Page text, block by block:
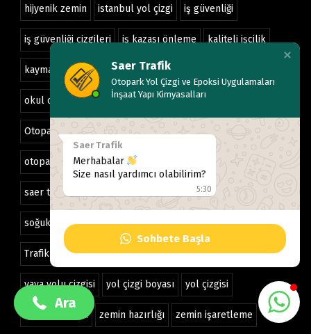
Saer Trafik
Otopark Yol Çizgi ve Epoksi Uygulamaları
İnşaat Yapı Kimyasalları
Saer Trafik
Merhabalar
Size nasıl yardımcı olabilirim?
5:30
Sohbete Başla
hijyenik zemin istanbul yol çizgi iş güvenliği
iş güvenliği çizgileri iş kazası önleme kaliteli işçilik
kaymaz zemin okul bahçesi boyama
okul oyun alanı boyama otopark boyama
Otopark Dizayn
otopark çizgisi profesyonel işçilik
saer trafik soğuk yol boyası
soğuk yol çizgi boyası spor saha boyama
Trafik Güvenliği trafik işaretleri trafik çizgileri
yaya yolu çizgisi yol çizgi boyası yol çizgisi
zemin boyama zemin hazırlığı zemin işaretleme
+90 532 489 38 55
Ara
+90 532 489 38 55
Ara